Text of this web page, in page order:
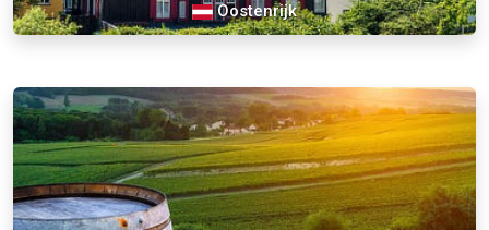
Oostenrijk